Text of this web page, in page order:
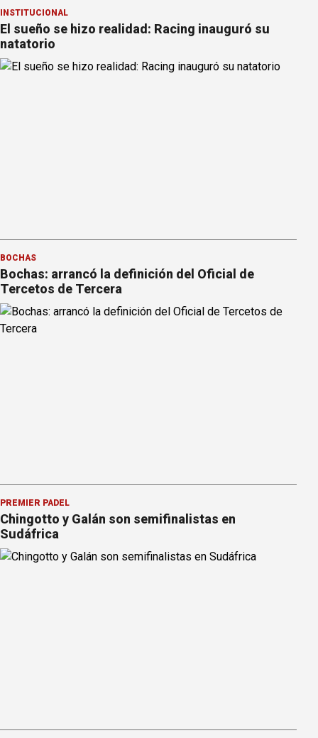
INSTITUCIONAL
El sueño se hizo realidad: Racing inauguró su
natatorio
BOCHAS
Bochas: arrancó la definición del Oficial de
Tercetos de Tercera
PREMIER PÁDEL
Chingotto y Galán son semifinalistas en
Sudáfrica